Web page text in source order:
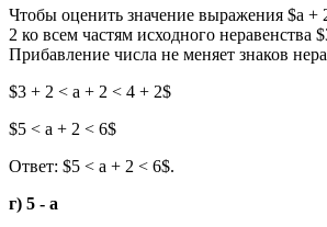
Чтобы оценить значение выражения $a +
2 ко всем частям исходного неравенства
Прибавление числа не меняет знаков
$3 + 2 < a + 2 < 4 + 2$
$5 < a + 2 < 6$
Ответ: $5 < a + 2 < 6$.
г) 5 - a